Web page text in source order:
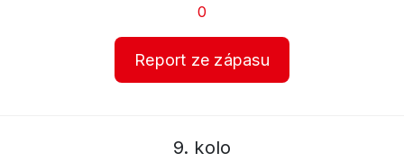
0
Report ze zápasu
9. kolo